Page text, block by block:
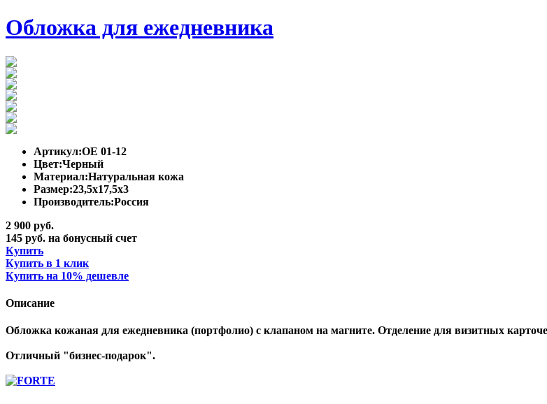
Обложка для ежедневника
Артикул:ОЕ 01-12
Цвет:Черный
Материал:Натуральная кожа
Размер:23,5х17,5х3
Производитель:Россия
2 900 руб.
145 руб. на бонусный счет
Купить
Купить в 1 клик
Купить на 10% дешевле
Описание
Обложка кожаная для ежедневника (портфолио) c клапаном на магните. Отделение для визитных
Отличный "бизнес-подарок".